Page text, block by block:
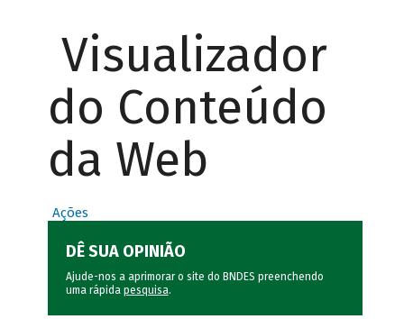
Visualizador
do Conteúdo
da Web
Ações
DÊ SUA OPINIÃO
Ajude-nos a aprimorar o site do BNDES preenchendo
uma rápida pesquisa.